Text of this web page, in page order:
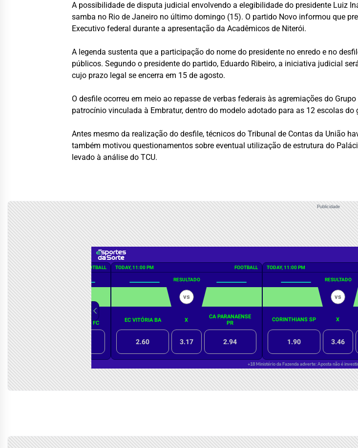
A possibilidade de disputa judicial envolvendo a elegibilidade do presidente Luiz
samba no Rio de Janeiro no último domingo (15). O partido Novo informou que
Executivo federal durante a apresentação da Acadêmicos de Niterói.
A legenda sustenta que a participação do nome do presidente no enredo e no
públicos. Segundo o presidente do partido, Eduardo Ribeiro, a iniciativa judicial
cujo prazo legal se encerra em 15 de agosto.
O desfile ocorreu em meio ao repasse de verbas federais às agremiações do
patrocínio vinculada à Embratur, dentro do modelo adotado para as 12 escolas do
Antes mesmo da realização do desfile, técnicos do Tribunal de Contas da União
também motivou questionamentos sobre eventual utilização de estrutura do
levado à análise do TCU.
Publicidade